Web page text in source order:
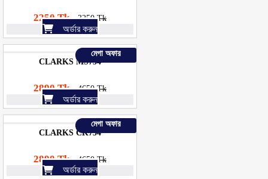
2250 Tk 3250 Tk
অর্ডার করুন
মেগা অফার
CLARKS MS754
2890 Tk 4650 Tk
অর্ডার করুন
মেগা অফার
CLARKS CK754
2890 Tk 4650 Tk
অর্ডার করুন